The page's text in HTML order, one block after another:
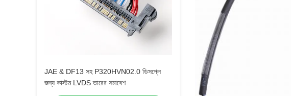
JAE & DF13 সহ P320HVN02.0 ডিসপ্লে
জন্য কাস্টম LVDS তারের সমাবেশ